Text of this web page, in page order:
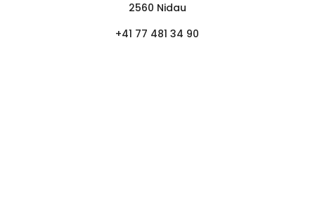
2560 Nidau
+41 77 481 34 90